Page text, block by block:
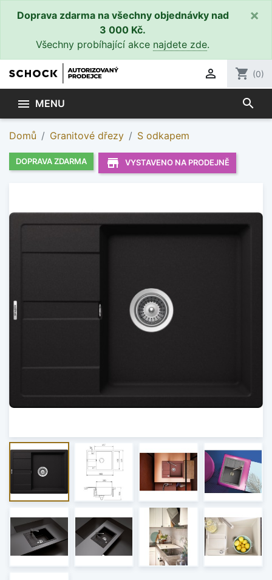
Doprava zdarma na všechny objednávky nad
3 000 Kč.
Všechny probíhající akce najdete zde.
×
 shopping_cart (0)
 MENU search
Domů Granitové dřezy S odkapem
DOPRAVA ZDARMA store_mall_directory VYSTAVENO NA PRODEJNĚ